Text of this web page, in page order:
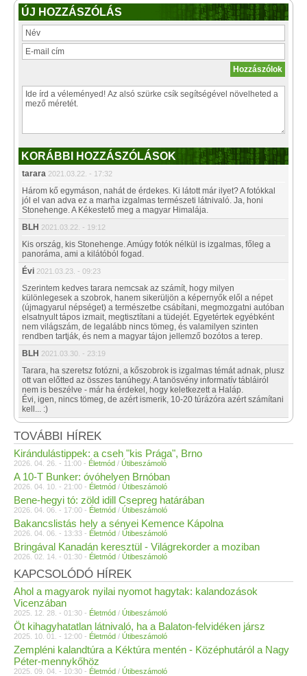
ÚJ HOZZÁSZÓLÁS
KORÁBBI HOZZÁSZÓLÁSOK
tarara 2021.03.22. - 17:32
Három kő egymáson, nahát de érdekes. Ki látott már ilyet? A fotókkal
jól el van adva ez a marha izgalmas természeti látnivaló. Ja, honi
Stonehenge. A Kékestető meg a magyar Himalája.
BLH 2021.03.22. - 19:12
Kis ország, kis Stonehenge. Amúgy fotók nélkül is izgalmas, főleg a
panoráma, ami a kilátóból fogad.
Évi 2021.03.23. - 09:23
Szerintem kedves tarara nemcsak az számít, hogy milyen
különlegesek a szobrok, hanem sikerüljön a képernyők elől a népet
(újmagyarul népséget) a természetbe csábítani, megmozgatni autóban
elsatnyult tápos izmait, megtisztítani a tüdejét. Egyetértek egyébként
nem világszám, de legalább nincs tömeg, és valamilyen szinten
rendben tartják, és nem a magyar tájon jellemző bozótos a terep.
BLH 2021.03.30. - 23:19
Tarara, ha szeretsz fotózni, a kőszobrok is izgalmas témát adnak, plusz
ott van előtted az összes tanúhegy. A tanösvény informatív tábláiról
nem is beszélve - már ha érdekel, hogy keletkezett a Haláp.
Évi, igen, nincs tömeg, de azért ismerik, 10-20 túrázóra azért számítani
kell... :)
TOVÁBBI HÍREK
Kirándulástippek: a cseh "kis Prága", Brno
2026. 04. 26. - 11:00 - Életmód / Útibeszámoló
A 10-T Bunker: óvóhelyen Brnóban
2026. 04. 10. - 21:00 - Életmód / Útibeszámoló
Bene-hegyi tó: zöld idill Csepreg határában
2026. 04. 06. - 17:00 - Életmód / Útibeszámoló
Bakancslistás hely a sényei Kemence Kápolna
2026. 04. 06. - 13:33 - Életmód / Útibeszámoló
Bringával Kanadán keresztül - Világrekorder a moziban
2026. 02. 14. - 01:30 - Életmód / Útibeszámoló
KAPCSOLÓDÓ HÍREK
Ahol a magyarok nyilai nyomot hagytak: kalandozások
Vicenzában
2025. 12. 28. - 01:30 - Életmód / Útibeszámoló
Öt kihagyhatatlan látnivaló, ha a Balaton-felvidéken jársz
2025. 10. 01. - 12:00 - Életmód / Útibeszámoló
Zempléni kalandtúra a Kéktúra mentén - Középhutáról a Nagy
Péter-mennykőhöz
2025. 09. 04. - 10:30 - Életmód / Útibeszámoló